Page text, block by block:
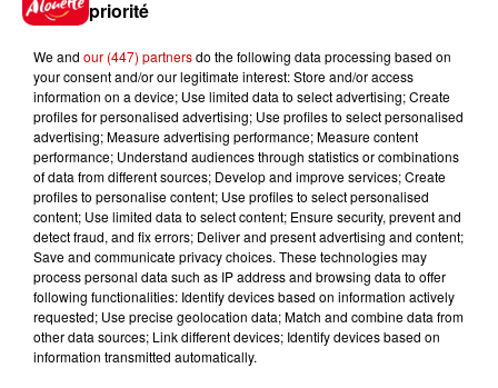
à Coulon !
Le Duel - Gagnez vos entrées
pour l'un des zoos de nos
régions !
Destination Vacances - Gagnez
votre séjour en famille au cœur
de la...
priorité
We and our (447) partnersdo the following data processing based on
your consent and/or our legitimate interest: Store and/or access
information on a device; Use limited data to select advertising; Create
profiles for personalised advertising; Use profiles to select personalised
advertising; Measure advertising performance; Measure content
performance; Understand audiences through statistics or combinations
of data from different sources; Develop and improve services; Create
profiles to personalise content; Use profiles to select personalised
content; Use limited data to select content; Ensure security, prevent and
detect fraud, and fix errors; Deliver and present advertising and content;
Save and communicate privacy choices. These technologies may
process personal data such as IP address and browsing data to offer
following functionalities: Identify devices based on information actively
requested; Use precise geolocation data; Match and combine data from
other data sources; Link different devices; Identify devices based on
information transmitted automatically.